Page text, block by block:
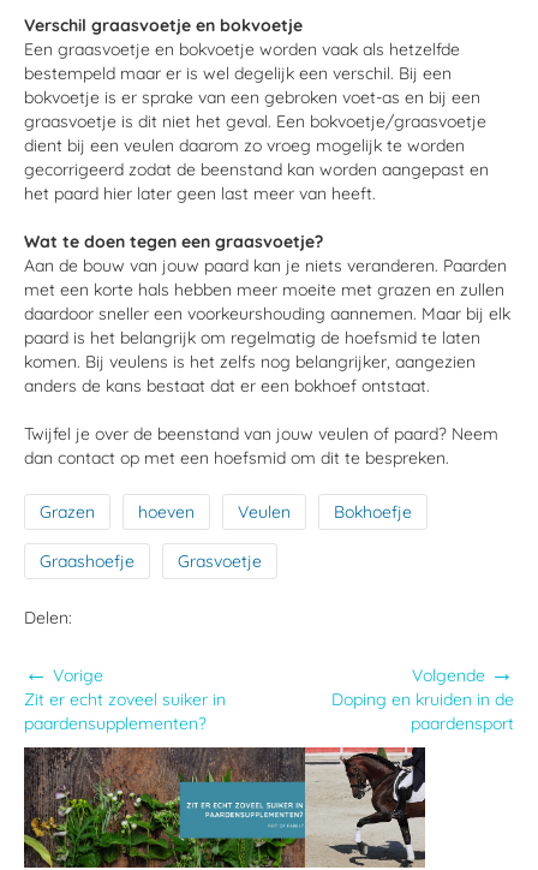
Verschil graasvoetje en bokvoetje
Een graasvoetje en bokvoetje worden vaak als hetzelfde
bestempeld maar er is wel degelijk een verschil. Bij een
bokvoetje is er sprake van een gebroken voet-as en bij een
graasvoetje is dit niet het geval. Een bokvoetje/graasvoetje
dient bij een veulen daarom zo vroeg mogelijk te worden
gecorrigeerd zodat de beenstand kan worden aangepast en
het paard hier later geen last meer van heeft.
Wat te doen tegen een graasvoetje?
Aan de bouw van jouw paard kan je niets veranderen. Paarden
met een korte hals hebben meer moeite met grazen en zullen
daardoor sneller een voorkeurshouding aannemen. Maar bij elk
paard is het belangrijk om regelmatig de hoefsmid te laten
komen. Bij veulens is het zelfs nog belangrijker, aangezien
anders de kans bestaat dat er een bokhoef ontstaat.
Twijfel je over de beenstand van jouw veulen of paard? Neem
dan contact op met een hoefsmid om dit te bespreken.
Grazen hoeven Veulen Bokhoefje
Graashoefje Grasvoetje
Delen:
← Vorige
Zit er echt zoveel suiker in
paardensupplementen?
Volgende →
Doping en kruiden in de
paardensport